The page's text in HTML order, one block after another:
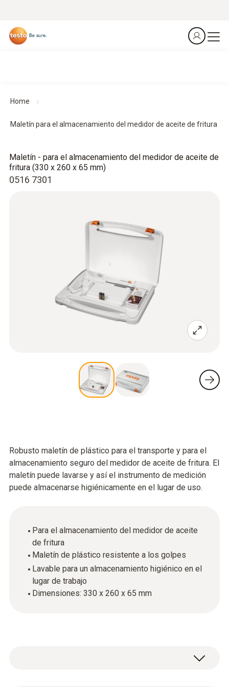
Home
Maletín para el almacenamiento del medidor de aceite de fritura
0516 7301
Maletín - para el almacenamiento del medidor de aceite de
fritura (330 x 260 x 65 mm)
Robusto maletín de plástico para el transporte y para el
almacenamiento seguro del medidor de aceite de fritura. El
maletín puede lavarse y así el instrumento de medición
puede almacenarse higiénicamente en el lugar de uso.
Para el almacenamiento del medidor de aceite
de fritura
Maletín de plástico resistente a los golpes
Lavable para un almacenamiento higiénico en el
lugar de trabajo
Dimensiones: 330 x 260 x 65 mm